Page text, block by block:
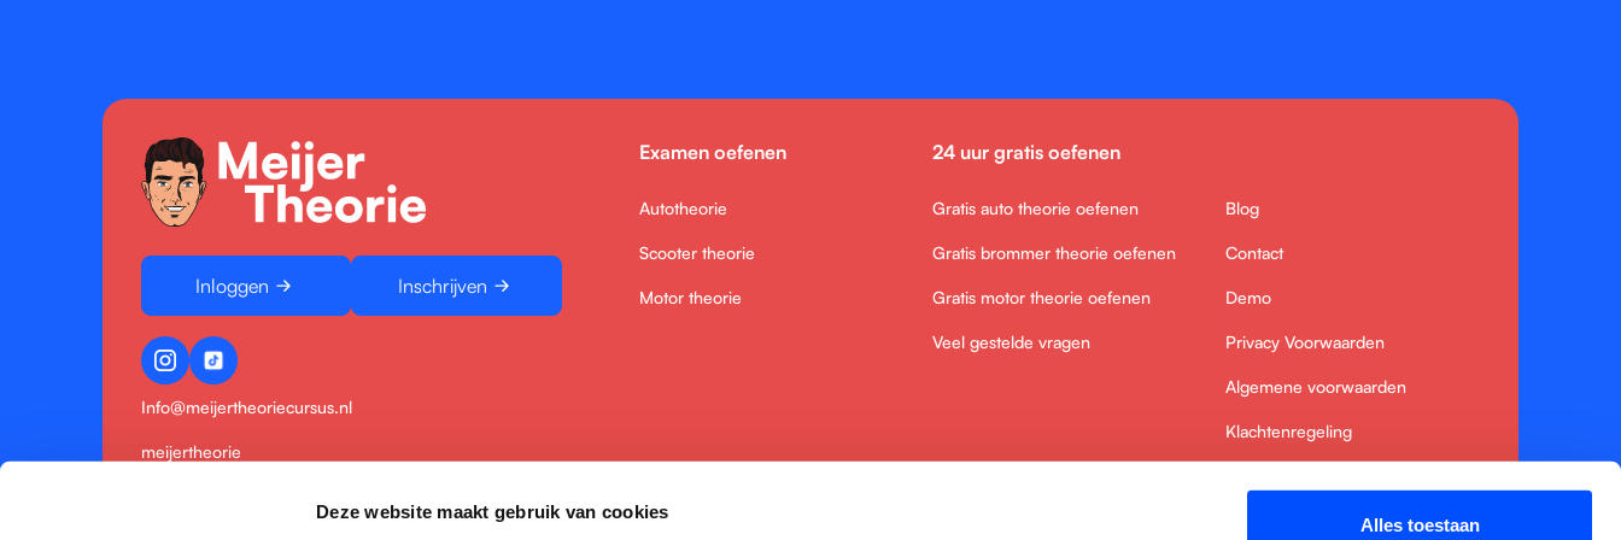
Deze website maakt gebruik van cookies
Alles toestaan
Inloggen Inschrijven
Info@meijertheoriecursus.nl
meijertheorie
Examen oefenen
Autotheorie
Scooter theorie
Motor theorie
24 uur gratis oefenen
Gratis auto theorie oefenen
Gratis brommer theorie oefenen
Gratis motor theorie oefenen
Veel gestelde vragen
Blog
Contact
Demo
Privacy Voorwaarden
Algemene voorwaarden
Klachtenregeling